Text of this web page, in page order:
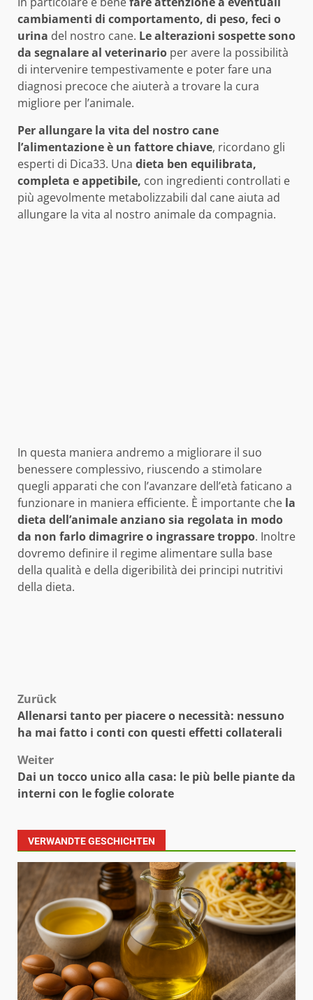
cambiamenti di comportamento, di peso, feci o
urina del nostro cane. Le alterazioni sospette sono
da segnalare al veterinario per avere la possibilità
di intervenire tempestivamente e poter fare una
diagnosi precoce che aiuterà a trovare la cura
migliore per l’animale.
Per allungare la vita del nostro cane
l’alimentazione è un fattore chiave, ricordano gli
esperti di Dica33. Una dieta ben equilibrata,
completa e appetibile, con ingredienti controllati e
più agevolmente metabolizzabili dal cane aiuta ad
allungare la vita al nostro animale da compagnia.
In questa maniera andremo a migliorare il suo
benessere complessivo, riuscendo a stimolare
quegli apparati che con l’avanzare dell’età faticano a
funzionare in maniera efficiente. È importante che la
dieta dell’animale anziano sia regolata in modo
da non farlo dimagrire o ingrassare troppo. Inoltre
dovremo definire il regime alimentare sulla base
della qualità e della digeribilità dei principi nutritivi
della dieta.
Beitragsnavigation
Zurück
Allenarsi tanto per piacere o necessità: nessuno
ha mai fatto i conti con questi effetti collaterali
Weiter
Dai un tocco unico alla casa: le più belle piante da
interni con le foglie colorate
VERWANDTE GESCHICHTEN